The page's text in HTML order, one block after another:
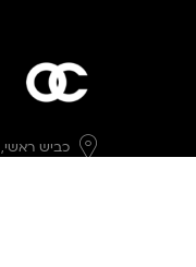
כביש ראשי,